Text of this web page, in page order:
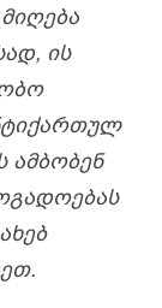
ᲘᲡ
ᲐᲛᲑᲝᲑᲔᲜ